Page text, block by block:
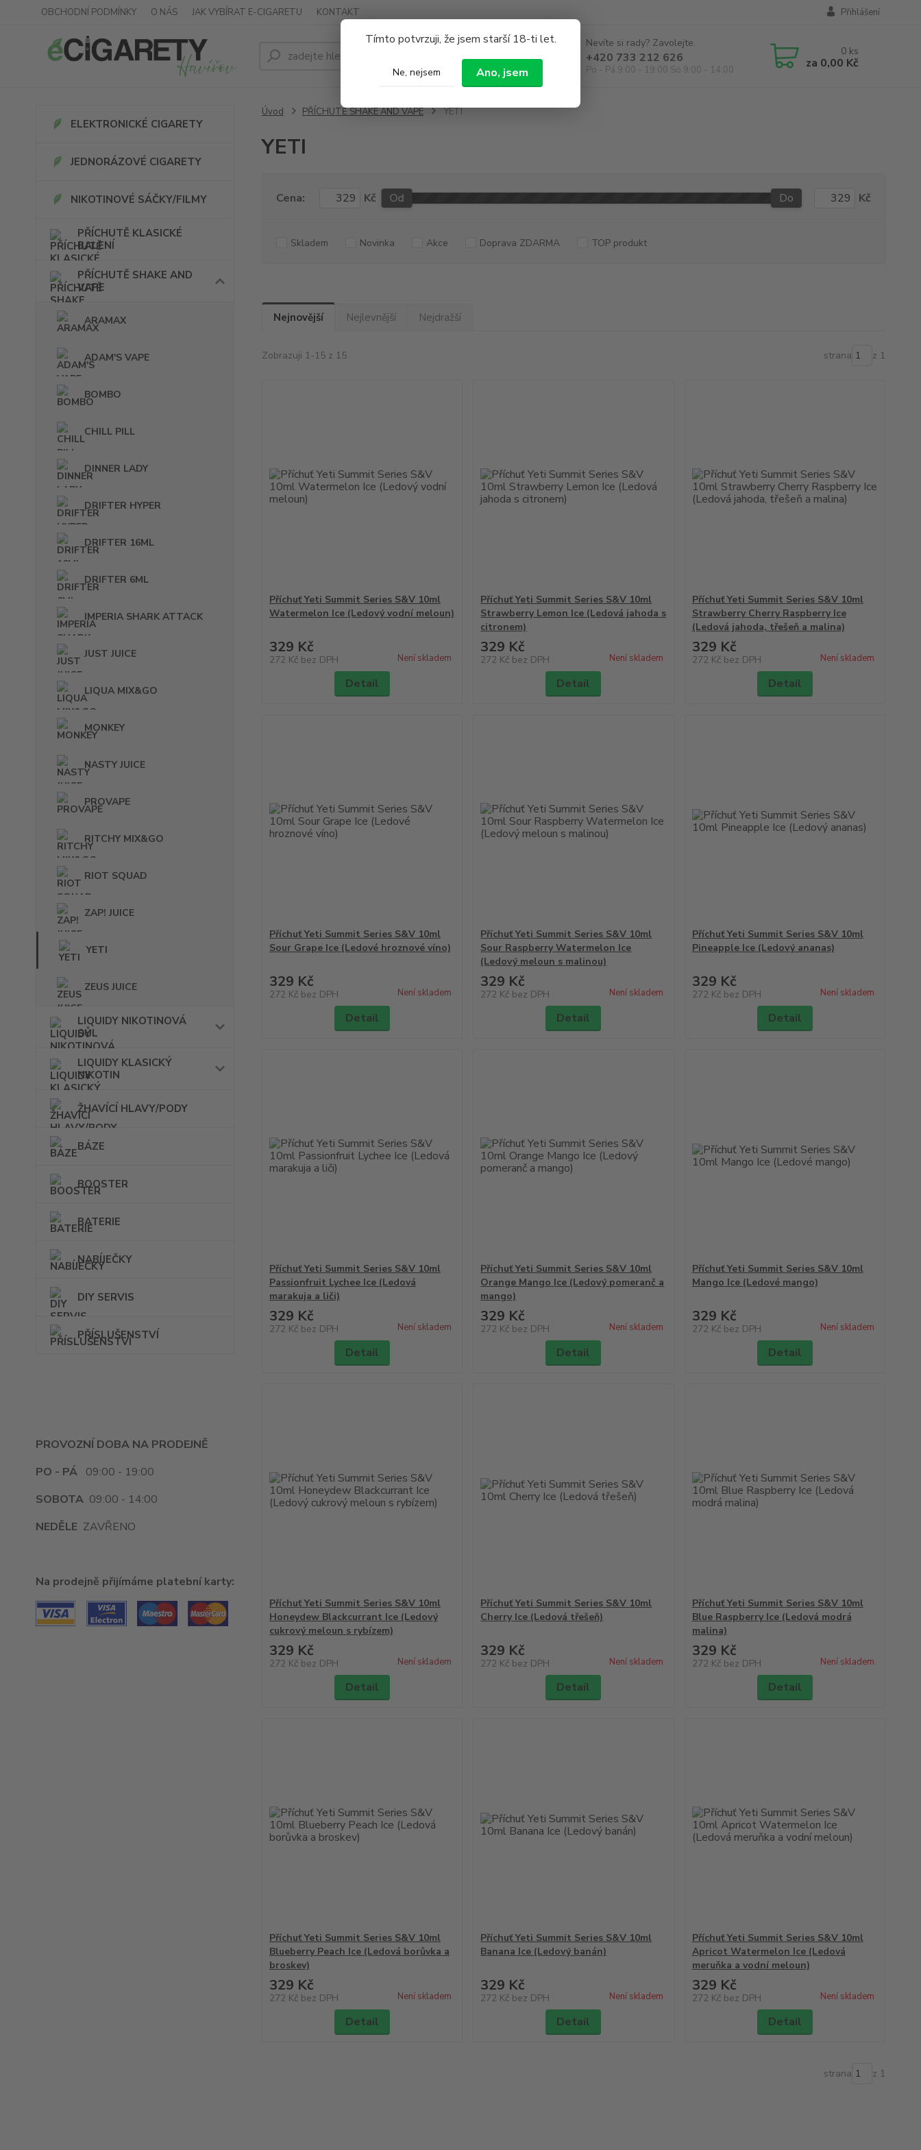
Tímto potvrzuji, že jsem starší 18-ti let.
Ne, nejsem Ano, jsem
OBCHODNÍ PODMÍNKY O NÁS JAK VYBÍRAT E-CIGARETU KONTAKT Přihlášení
Hledat
Nevíte si rady? Zavolejte.
+420 733 212 626
Po - Pá 9:00 - 19:00 So 9:00 - 14:00
0 ks
za 0,00 Kč
ELEKTRONICKÉ CIGARETY
JEDNORÁZOVÉ CIGARETY
NIKOTINOVÉ SÁČKY/FILMY
PŘÍCHUTĚ KLASICKÉ
BALENÍ
PŘÍCHUTĚ SHAKE AND
VAPE
ARAMAX
ADAM'S VAPE
BOMBO
CHILL PILL
DINNER LADY
DRIFTER HYPER
DRIFTER 16ML
DRIFTER 6ML
IMPERIA SHARK ATTACK
JUST JUICE
LIQUA MIX&GO
MONKEY
NASTY JUICE
PROVAPE
RITCHY MIX&GO
RIOT SQUAD
ZAP! JUICE
YETI
ZEUS JUICE
LIQUIDY NIKOTINOVÁ
SŮL
LIQUIDY KLASICKÝ
NIKOTIN
ŽHAVÍCÍ HLAVY/PODY
BÁZE
BOOSTER
BATERIE
NABÍJEČKY
DIY SERVIS
PŘÍSLUŠENSTVÍ
PROVOZNÍ DOBA NA PRODEJNĚ
PO - PÁ 09:00 - 19:00
SOBOTA 09:00 - 14:00
NEDĚLE ZAVŘENO
Na prodejně přijímáme platební karty:
Úvod PŘÍCHUTĚ SHAKE AND VAPE YETI
YETI
Cena: Kč Od Do Kč
Skladem Novinka Akce Doprava ZDARMA TOP produkt
Nejnovější Nejlevnější Nejdražší
Zobrazuji 1-15 z 15 strana z 1
Příchuť Yeti Summit Series S&V 10ml
Watermelon Ice (Ledový vodní meloun)
329 Kč
272 Kč bez DPH Není skladem
Detail
Příchuť Yeti Summit Series S&V 10ml
Strawberry Lemon Ice (Ledová jahoda s
citronem)
329 Kč
272 Kč bez DPH Není skladem
Detail
Příchuť Yeti Summit Series S&V 10ml
Strawberry Cherry Raspberry Ice
(Ledová jahoda, třešeň a malina)
329 Kč
272 Kč bez DPH Není skladem
Detail
Příchuť Yeti Summit Series S&V 10ml
Sour Grape Ice (Ledové hroznové víno)
329 Kč
272 Kč bez DPH Není skladem
Detail
Příchuť Yeti Summit Series S&V 10ml
Sour Raspberry Watermelon Ice
(Ledový meloun s malinou)
329 Kč
272 Kč bez DPH Není skladem
Detail
Příchuť Yeti Summit Series S&V 10ml
Pineapple Ice (Ledový ananas)
329 Kč
272 Kč bez DPH Není skladem
Detail
Příchuť Yeti Summit Series S&V 10ml
Passionfruit Lychee Ice (Ledová
marakuja a liči)
329 Kč
272 Kč bez DPH Není skladem
Detail
Příchuť Yeti Summit Series S&V 10ml
Orange Mango Ice (Ledový pomeranč a
mango)
329 Kč
272 Kč bez DPH Není skladem
Detail
Příchuť Yeti Summit Series S&V 10ml
Mango Ice (Ledové mango)
329 Kč
272 Kč bez DPH Není skladem
Detail
Příchuť Yeti Summit Series S&V 10ml
Honeydew Blackcurrant Ice (Ledový
cukrový meloun s rybízem)
329 Kč
272 Kč bez DPH Není skladem
Detail
Příchuť Yeti Summit Series S&V 10ml
Cherry Ice (Ledová třešeň)
329 Kč
272 Kč bez DPH Není skladem
Detail
Příchuť Yeti Summit Series S&V 10ml
Blue Raspberry Ice (Ledová modrá
malina)
329 Kč
272 Kč bez DPH Není skladem
Detail
Příchuť Yeti Summit Series S&V 10ml
Blueberry Peach Ice (Ledová borůvka a
broskev)
329 Kč
272 Kč bez DPH Není skladem
Detail
Příchuť Yeti Summit Series S&V 10ml
Banana Ice (Ledový banán)
329 Kč
272 Kč bez DPH Není skladem
Detail
Příchuť Yeti Summit Series S&V 10ml
Apricot Watermelon Ice (Ledová
meruňka a vodní meloun)
329 Kč
272 Kč bez DPH Není skladem
Detail
strana z 1